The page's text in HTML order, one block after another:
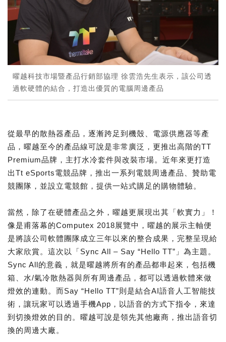
曜越科技市場暨產品行銷部協理 徐雲浩先生表示，該公司透
過軟硬體的結合，打造出優質的電腦周邊產品
從最早的散熱器產品，逐漸跨足到機殼、電源供應器等產
品，曜越至今的產品線可說是非常廣泛，更推出高階的TT
Premium品牌，主打水冷套件與改裝市場。近年來更打造
出Tt eSports電競品牌，推出一系列電競周邊產品、贊助電
競團隊，並設立電競館，提供一站式購足的購物體驗。
當然，除了在硬體產品之外，曜越更展現出其「軟實力」！
像是甫落幕的Computex 2018展覽中，曜越的展示主軸便
是將該公司軟體團隊成立三年以來的整合成果，完整呈現給
大家欣賞。這次以「Sync All – Say “Hello TT”」為主題。
Sync All的意義，就是曜越將所有的產品都串起來，包括機
箱、水/氣冷散熱器與所有周邊產品，都可以透過軟體來做
燈效的連動。而Say “Hello TT”則是結合AI語音人工智能技
術，讓玩家可以透過手機App，以語音的方式下指令，來達
到切換燈效的目的。曜越可說是領先其他廠商，推出語音切
換的周邊大廠。